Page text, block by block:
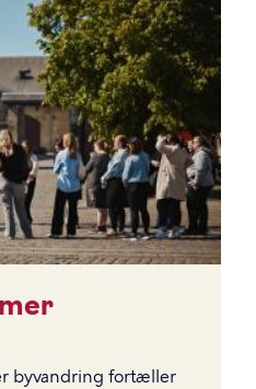
byvandring fortæller